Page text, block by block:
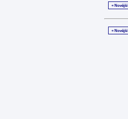
« Novější
« Novější